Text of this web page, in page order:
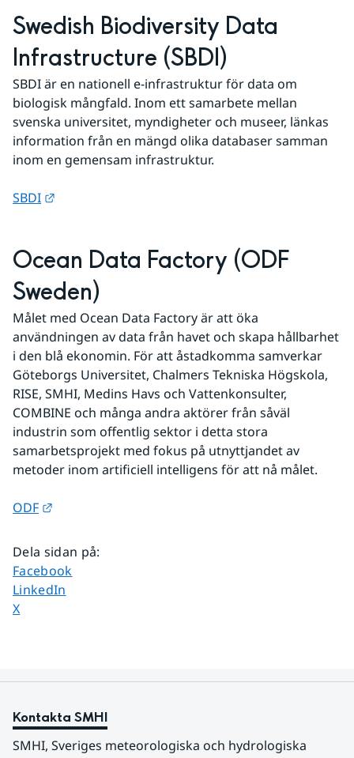
Swedish Biodiversity Data
Infrastructure (SBDI)
SBDI är en nationell e-infrastruktur för data om
biologisk mångfald. Inom ett samarbete mellan
svenska universitet, myndigheter och museer, länkas
information från en mängd olika databaser samman
inom en gemensam infrastruktur.
SBDI
Ocean Data Factory (ODF
Sweden)
Målet med Ocean Data Factory är att öka
användningen av data från havet och skapa hållbarhet
i den blå ekonomin. För att åstadkomma samverkar
Göteborgs Universitet, Chalmers Tekniska Högskola,
RISE, SMHI, Medins Havs och Vattenkonsulter,
COMBINE och många andra aktörer från såväl
industrin som offentlig sektor i detta stora
samarbetsprojekt med fokus på utnyttjandet av
metoder inom artificiell intelligens för att nå målet.
ODF
Dela sidan på:
Dela sidan på
Facebook
Dela sidan på
LinkedIn
Dela sidan på
X
Kontakta SMHI
SMHI, Sveriges meteorologiska och hydrologiska